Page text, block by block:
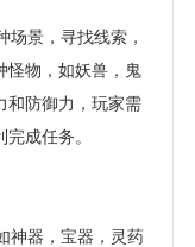
景，寻找线索，
怪物，如妖兽，鬼
和防御力，玩家需
成任务。
神器，宝器，灵药